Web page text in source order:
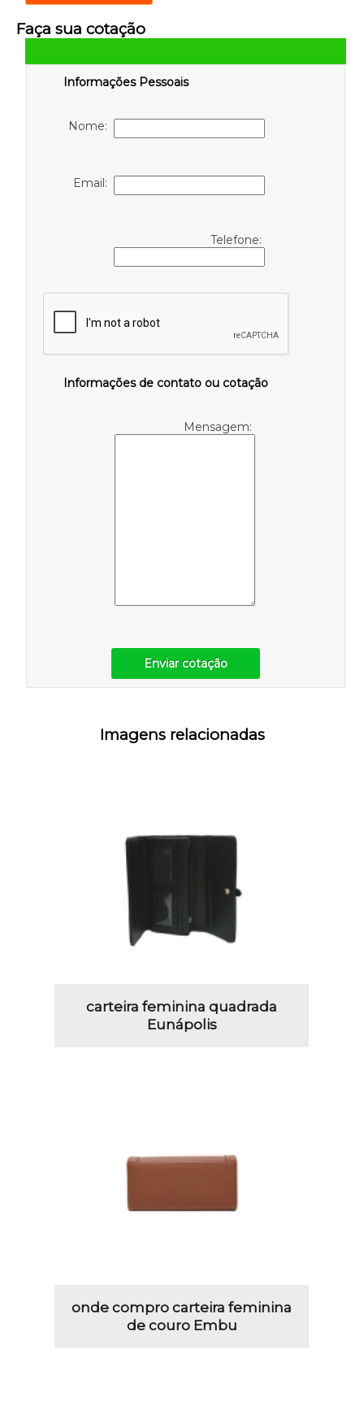
Faça sua cotação
Informações Pessoais
Nome:
Email:
Telefone:
Informações de contato ou cotação
Mensagem:
Enviar cotação
Imagens relacionadas
carteira feminina quadrada
Eunápolis
onde compro carteira feminina
de couro Embu